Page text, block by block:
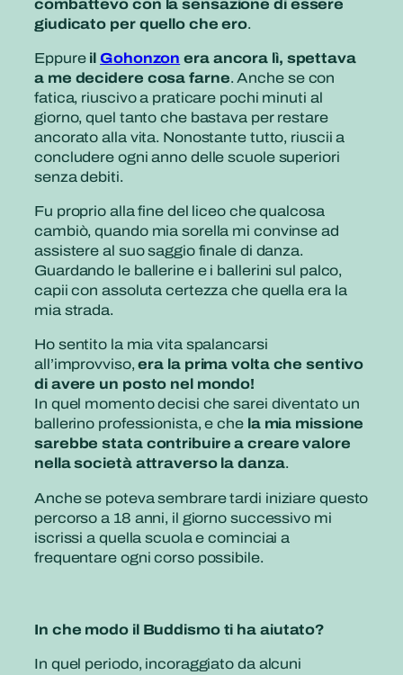
combattevo con la sensazione di essere
giudicato per quello che ero.
Eppure il Gohonzon era ancora lì, spettava
a me decidere cosa farne. Anche se con
fatica, riuscivo a praticare pochi minuti al
giorno, quel tanto che bastava per restare
ancorato alla vita. Nonostante tutto, riuscii a
concludere ogni anno delle scuole superiori
senza debiti.
Fu proprio alla fine del liceo che qualcosa
cambiò, quando mia sorella mi convinse ad
assistere al suo saggio finale di danza.
Guardando le ballerine e i ballerini sul palco,
capii con assoluta certezza che quella era la
mia strada.
Ho sentito la mia vita spalancarsi
all’improvviso,era la prima volta che sentivo
di avere un posto nel mondo!
In quel momento decisi che sarei diventato un
ballerino professionista, e che la mia missione
sarebbe stata contribuire a creare valore
nella società attraverso la danza.
Anche se poteva sembrare tardi iniziare questo
percorso a 18 anni, il giorno successivo mi
iscrissi a quella scuola e cominciai a
frequentare ogni corso possibile.
In che modo il Buddismo ti ha aiutato?
In quel periodo, incoraggiato da alcuni